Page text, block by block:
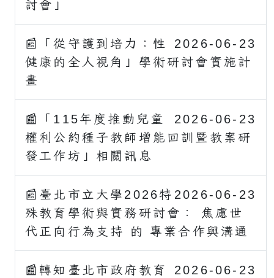
討會」
2026-06-23
📰「從守護到培力：性
健康的全人視角」學術研討會實施計
畫
2026-06-23
📰「115年度推動兒童
權利公約種子教師增能回訓暨教案研
發工作坊」相關訊息
2026-06-23
📰臺北市立大學2026特
殊教育學術與實務研討會： 焦慮世
代正向行為支持 的 專業合作與溝通
2026-06-23
📰轉知臺北市政府教育